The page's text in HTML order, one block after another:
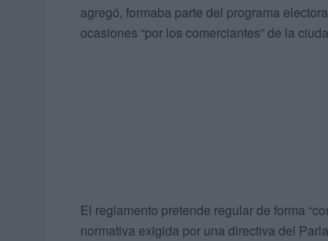
agregó, formaba parte del programa
ocasiones “por los comerciantes” de la
El reglamento pretende regular de forma
normativa exigida por una directiva del